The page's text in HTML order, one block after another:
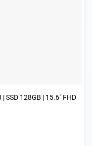
SSD 128GB | 15.6″ FHD